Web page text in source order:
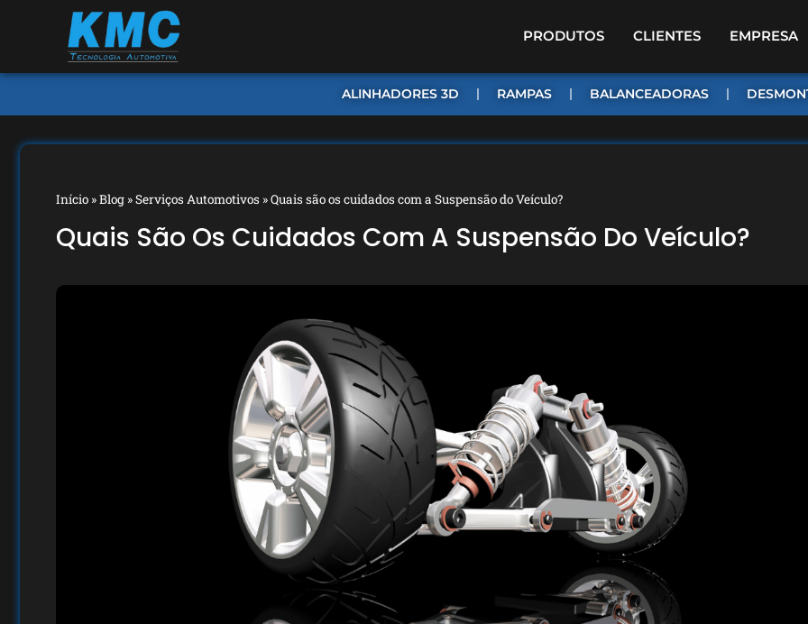
PRODUTOS CLIENTES EMPRESA
ALINHADORES 3D RAMPAS BALANCEADORAS
Início »Blog »Serviços Automotivos »Quais são os cuidados com a Suspensão do Veículo?
Quais São Os Cuidados Com A Suspensão Do Veículo?